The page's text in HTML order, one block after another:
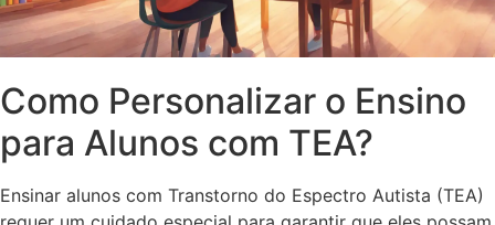
Como Personalizar o Ensino
para Alunos com TEA?
Ensinar alunos com Transtorno do Espectro Autista (TEA)